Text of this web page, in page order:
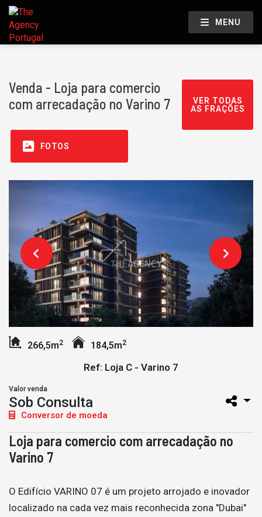
MENU
Venda - Loja para comercio
com arrecadação no Varino 7
VER TODAS
AS FRAÇÕES
FOTOS
266,5m2 184,5m2
Ref: Loja C - Varino 7
Valor venda
Sob Consulta
Conversor de moeda
Loja para comercio com arrecadação no
Varino 7
O Edifício VARINO 07 é um projeto arrojado e inovador
localizado na cada vez mais reconhecida zona "Dubai"